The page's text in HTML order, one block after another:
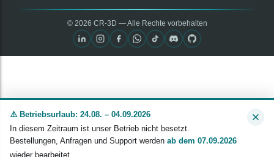
© 2026 CR‑3D — Alle Rechte vorbehalten
⚠️ Betriebsurlaub: 24.08. – 04.09.2026
In diesem Zeitraum ist unser Betrieb nicht besetzt.
Bestellungen, Anfragen und Support werden ab dem 07.09.2026
wieder bearbeitet.